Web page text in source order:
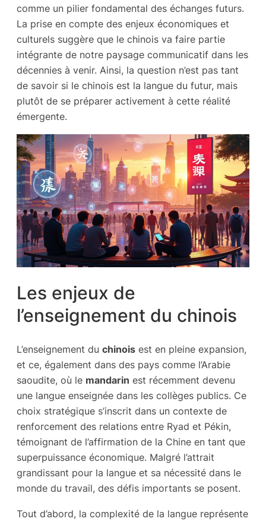
comme un pilier fondamental des échanges futurs.
La prise en compte des enjeux économiques et
culturels suggère que le chinois va faire partie
intégrante de notre paysage communicatif dans les
décennies à venir. Ainsi, la question n’est pas tant
de savoir si le chinois est la langue du futur, mais
plutôt de se préparer activement à cette réalité
émergente.
Les enjeux de
l’enseignement du chinois
L’enseignement du chinois est en pleine expansion,
et ce, également dans des pays comme l’Arabie
saoudite, où le mandarin est récemment devenu
une langue enseignée dans les collèges publics. Ce
choix stratégique s’inscrit dans un contexte de
renforcement des relations entre Ryad et Pékin,
témoignant de l’affirmation de la Chine en tant que
superpuissance économique. Malgré l’attrait
grandissant pour la langue et sa nécessité dans le
monde du travail, des défis importants se posent.
Tout d’abord, la complexité de la langue représente